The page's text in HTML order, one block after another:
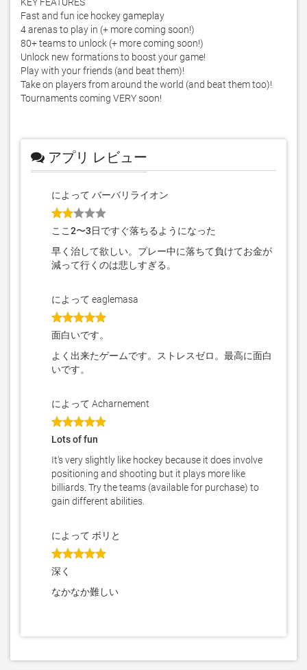
Fast and fun ice hockey gameplay
4 arenas to play in (+ more coming soon!)
80+ teams to unlock (+ more coming soon!)
Unlock new formations to boost your game!
Play with your friends (and beat them)!
Take on players from around the world (and beat them too)!
Tournaments coming VERY soon!
アプリ レビュー
によって バーバリライオン
ここ2〜3日ですぐ落ちるようになった
早く治して欲しい。プレー中に落ちて負けてお金が
減って行くのは悲しすぎる。
によって eaglemasa
面白いです。
よく出来たゲームです。ストレスゼロ。最高に面白
いです。
によって Acharnement
Lots of fun
It's very slightly like hockey because it does involve
positioning and shooting but it plays more like
billiards. Try the teams (available for purchase) to
gain different abilities.
によって ボリと
深く
なかなか難しい